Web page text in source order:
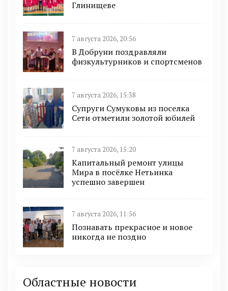
Глинищеве
7 августа 2026, 20:56
В Добруни поздравляли
физкультурников и спортсменов
7 августа 2026, 15:38
Супруги Сумуковы из поселка
Сети отметили золотой юбилей
7 августа 2026, 15:20
Капитальный ремонт улицы
Мира в посёлке Нетьинка
успешно завершен
7 августа 2026, 11:56
Познавать прекрасное и новое
никогда не поздно
Областные новости